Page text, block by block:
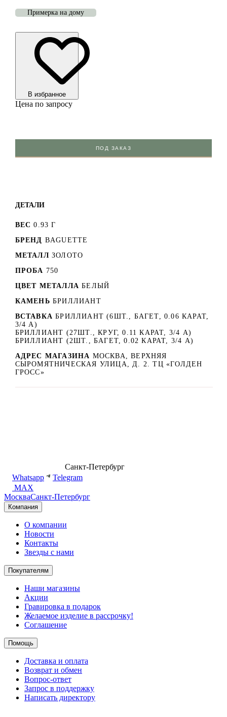
Примерка на дому
В избранноe
Цена по запросу
ПОД ЗАКАЗ
ДЕТАЛИ
ВЕС 0.93 Г
БРЕНД BAGUETTE
МЕТАЛЛ ЗОЛОТО
ПРОБА 750
ЦВЕТ МЕТАЛЛА БЕЛЫЙ
КАМЕНЬ БРИЛЛИАНТ
ВСТАВКА БРИЛЛИАНТ (6ШТ., БАГЕТ, 0.06 КАРАТ,
3/4 А)
БРИЛЛИАНТ (27ШТ., КРУГ, 0.11 КАРАТ, 3/4 А)
БРИЛЛИАНТ (2ШТ., БАГЕТ, 0.02 КАРАТ, 3/4 А)
АДРЕС МАГАЗИНА МОСКВА, ВЕРХНЯЯ
СЫРОМЯТНИЧЕСКАЯ УЛИЦА, Д. 2. ТЦ «ГОЛДЕН
ГРОСС»
Санкт-Петербург
Whatsapp
Telegram
MAX
МоскваСанкт-Петербург
Компания
О компании
Новости
Контакты
Звезды с нами
Покупателям
Наши магазины
Акции
Гравировка в подарок
Желаемое изделие в рассрочку!
Соглашение
Помощь
Доставка и оплата
Возврат и обмен
Вопрос-ответ
Запрос в поддержку
Написать директору